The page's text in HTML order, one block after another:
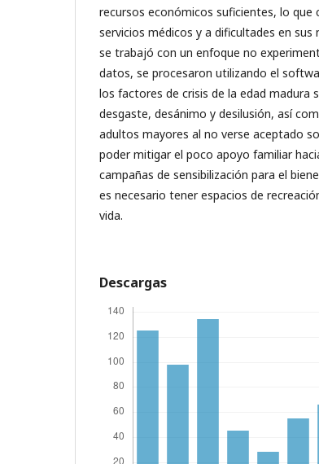
recursos económicos suficientes, lo que
servicios médicos y a dificultades en sus
se trabajó con un enfoque no
datos, se procesaron utilizando el
los factores de crisis de la edad madura
desgaste, desánimo y desilusión, así
adultos mayores al no verse aceptado
poder mitigar el poco apoyo familiar
campañas de sensibilización para el
es necesario tener espacios de
vida.
Descargas